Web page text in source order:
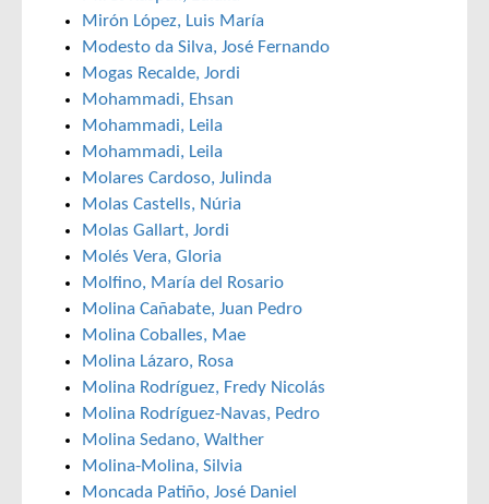
Mirón López, Luis María
Modesto da Silva, José Fernando
Mogas Recalde, Jordi
Mohammadi, Ehsan
Mohammadi, Leila
Mohammadi, Leila
Molares Cardoso, Julinda
Molas Castells, Núria
Molas Gallart, Jordi
Molés Vera, Gloria
Molfino, María del Rosario
Molina Cañabate, Juan Pedro
Molina Coballes, Mae
Molina Lázaro, Rosa
Molina Rodríguez, Fredy Nicolás
Molina Rodríguez-Navas, Pedro
Molina Sedano, Walther
Molina-Molina, Silvia
Moncada Patiño, José Daniel